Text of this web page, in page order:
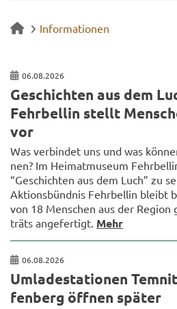
Informationen
06.08.2026
Ge­schich­ten aus dem
Fehr­bel­lin stellt
vor
Was ver­bin­det uns und was
nen? Im Hei­mat­mu­se­um
“Ge­schich­ten aus dem Luch” zu
Ak­ti­ons­bünd­nis Fehr­bel­lin bleibt
von 18 Men­schen aus der
träts an­ge­fer­tigt. Mehr
06.08.2026
Um­la­de­sta­tio­nen
fen­berg öff­nen spä­ter